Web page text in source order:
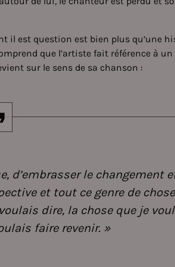
il est question est bien plus qu’une
que l’artiste fait référence à un
sur le sens de sa chanson :
d’embrasser le changement
et tout ce genre de
dire, la chose que je
faire revenir. »